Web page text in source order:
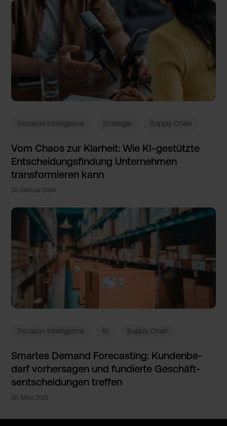
Decision Intelligence Strategie Supply Chain
Vom Chaos zur Klarheit­: Wie KI-gestü­tzte
Entschei­dungsfin­dung Unterneh­men
transfor­mieren kann
20. Februar 2024
Decision Intelligence KI Supply Chain
Smartes Demand Forecast­ing: Kundenbe­
darf vorhersa­gen und fundiert­e Geschäft­
sentsche­idungen treffen
30. März 2023